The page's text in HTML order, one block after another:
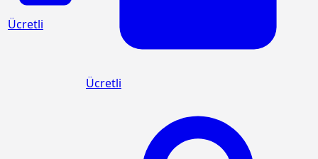
Ücretli
Ücretli